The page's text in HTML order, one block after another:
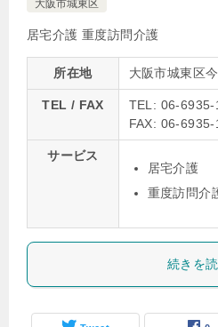
大阪市城東区
居宅介護 重度訪問介護
所在地 大阪市城東区
TEL / FAX
TEL: 06-6935-
FAX: 06-6935-
サービス
居宅介護
重度訪問介
続きを